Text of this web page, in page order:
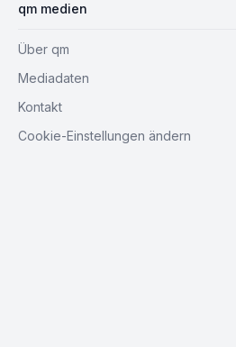
qm medien
Über qm
Mediadaten
Kontakt
Cookie-Einstellungen ändern